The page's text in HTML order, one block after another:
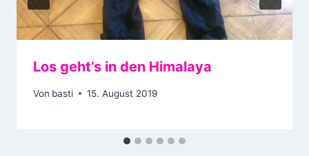
Los geht’s in den Himalaya
Von basti 15. August 2019